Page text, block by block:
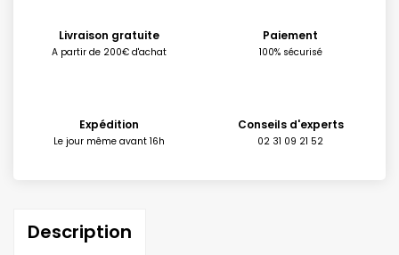
Livraison gratuite
A partir de 200€ d'achat
Paiement
100% sécurisé
Expédition
Le jour même avant 16h
Conseils d'experts
02 31 09 21 52
Description